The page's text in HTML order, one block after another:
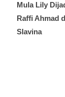
Mula Lily
Raffi Ahmad
Slavina